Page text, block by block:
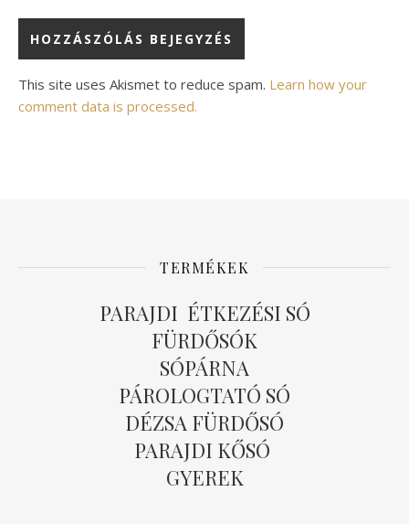
Alternative:
This site uses Akismet to reduce spam. Learn how your
comment data is processed.
TERMÉKEK
PARAJDI ÉTKEZÉSI SÓ
FÜRDŐSÓK
SÓPÁRNA
PÁROLOGTATÓ SÓ
DÉZSA FÜRDŐSÓ
PARAJDI KŐSÓ
GYEREK